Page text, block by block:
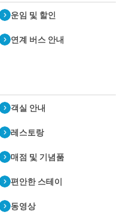
운임 및 할인
연계 버스 안내
객실 안내
레스토랑
매점 및 기념품
편안한 스테이
동영상